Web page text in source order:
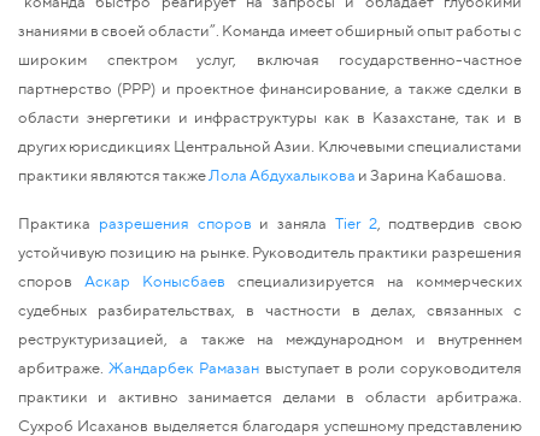
знаниями в своей области”. Команда имеет обширный опыт работы с
широким спектром услуг, включая государственно-частное
партнерство (PPP) и проектное финансирование, а также сделки в
области энергетики и инфраструктуры как в Казахстане, так и в
других юрисдикциях Центральной Азии. Ключевыми специалистами
практики являются также Лола Абдухалыкова и Зарина Кабашова.
Практика разрешения споров и заняла Tier 2, подтвердив свою
устойчивую позицию на рынке. Руководитель практики разрешения
споров Аскар Конысбаев специализируется на коммерческих
судебных разбирательствах, в частности в делах, связанных с
реструктуризацией, а также на международном и внутреннем
арбитраже. Жандарбек Рамазан выступает в роли соруководителя
практики и активно занимается делами в области арбитража.
Сухроб Исаханов выделяется благодаря успешному представлению